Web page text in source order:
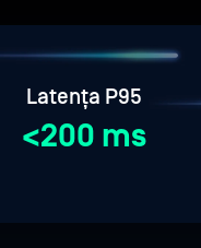
Latența P95
<200 ms